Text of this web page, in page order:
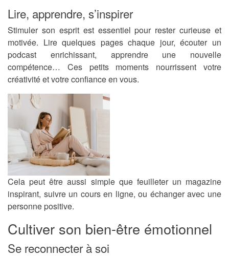
Lire, apprendre, s’inspirer
Stimuler son esprit est essentiel pour rester curieuse et
motivée. Lire quelques pages chaque jour, écouter un
podcast enrichissant, apprendre une nouvelle
compétence… Ces petits moments nourrissent votre
créativité et votre confiance en vous.
Cela peut être aussi simple que feuilleter un magazine
inspirant, suivre un cours en ligne, ou échanger avec une
personne positive.
Cultiver son bien-être émotionnel
Se reconnecter à soi